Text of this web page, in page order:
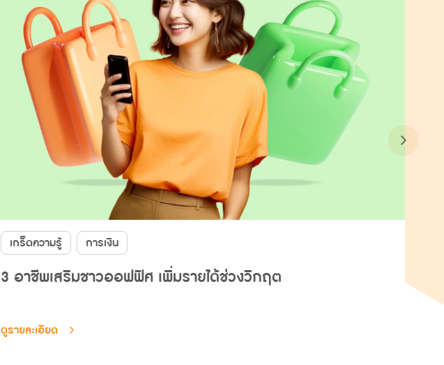
เกร็ดความรู้ การเงิน
3 อาชีพเสริมชาวออฟฟิศ เพิ่มรายได้ช่วงวิกฤต
ดูรายละเอียด